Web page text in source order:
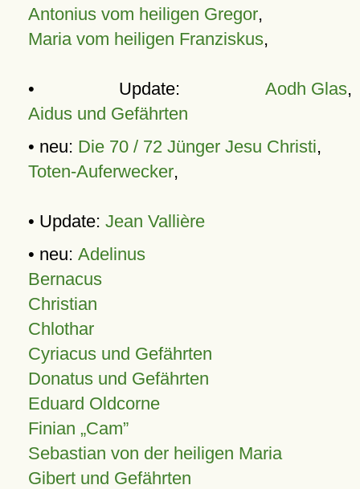
Antonius vom heiligen Gregor,
Maria vom heiligen Franziskus,
• Update: Aodh Glas,
Aidus und Gefährten
• neu: Die 70 / 72 Jünger Jesu Christi,
Toten-Auferwecker,
• Update: Jean Vallière
• neu: Adelinus
Bernacus
Christian
Chlothar
Cyriacus und Gefährten
Donatus und Gefährten
Eduard Oldcorne
Finian Cam
Sebastian von der heiligen Maria
Gibert und Gefährten